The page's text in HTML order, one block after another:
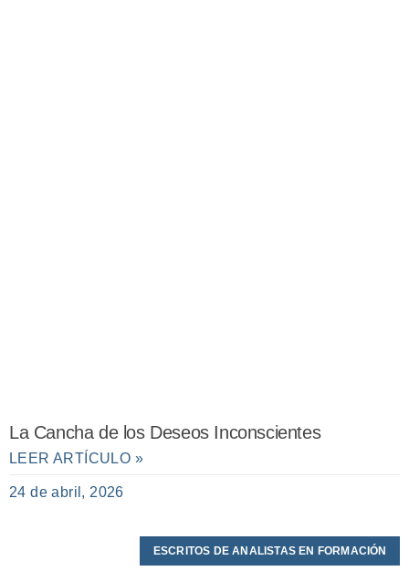
La Cancha de los Deseos Inconscientes
LEER ARTÍCULO »
24 de abril, 2026
ESCRITOS DE ANALISTAS EN FORMACIÓN